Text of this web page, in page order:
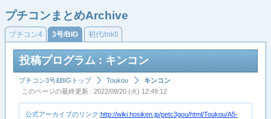
プチコンまとめArchive
プチコン4 3号/BIG 初代/mkII
投稿プログラム : キンコン
プチコン3号&BIGトップ Toukou
キンコン
このページの最終更新 : 2022/09/20 (火) 12:49:12
公式アーカイブのリンク:http://wiki.hosiken.jp/petc3gou/html/Toukou/A5-